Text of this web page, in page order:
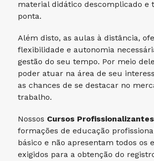
material didático descomplicado e
ponta.
Além disto, as aulas à distância,
flexibilidade e autonomia
gestão do seu tempo. Por meio
poder atuar na área de seu
as chances de se destacar no
trabalho.
Nossos Cursos Profissionalizantes
formações de educação
básico e não apresentam todos os
exigidos para a obtenção do